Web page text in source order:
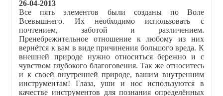
26-04-2013
Все пять элементов были созданы по Воле
Всевышнего. Их необходимо использовать с
почтением, заботой и различением.
Пренебрежительное отношение к любому из них
вернётся к вам в виде причинения большого вреда. К
внешней природе нужно относиться бережно и с
чувством глубокого благоговения. Так же относитесь
и к своей внутренней природе, вашим внутренним
инструментам! Глаза, уши и нос используются в
качестве инструментов для познания определённых